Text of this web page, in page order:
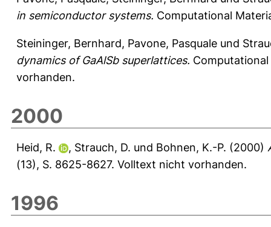
in semiconductor systems. Computational
Steininger, Bernhard, Pavone, Pasquale und
dynamics of GaAlSb superlattices.
vorhanden.
2000
Heid, R. , Strauch, D. und Bohnen, K.-P. (2000)
(13), S. 8625-8627. Volltext nicht vorhanden.
1996